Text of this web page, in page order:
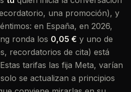
una promoción), y
en España, en 2026,
ronda los 0,05 € y uno de
recordatorios de cita) está
tarifas las fija Meta, varían
se actualizan a principios